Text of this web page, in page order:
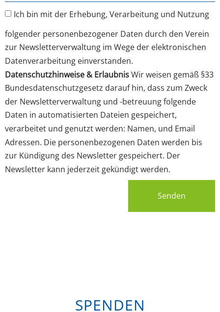
Ich bin mit der Erhebung, Verarbeitung und Nutzung
folgender personenbezogener Daten durch den Verein
zur Newsletterverwaltung im Wege der elektronischen
Datenverarbeitung einverstanden.
Datenschutzhinweise & ErlaubnisWir weisen gemäß §33
Bundesdatenschutzgesetz darauf hin, dass zum Zweck
der Newsletterverwaltung und -betreuung folgende
Daten in automatisierten Dateien gespeichert,
verarbeitet und genutzt werden: Namen, und Email
Adressen. Die personenbezogenen Daten werden bis
zur Kündigung des Newsletter gespeichert. Der
Newsletter kann jederzeit gekündigt werden.
Senden
SPENDEN